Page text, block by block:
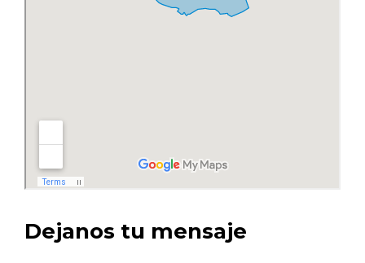
Dejanos tu mensaje